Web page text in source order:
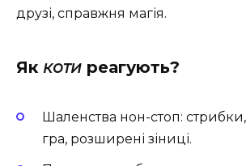
друзі, справжня магія.
Як коти реагують?
Шаленства нон-стоп:
гра, розширені зіниці.